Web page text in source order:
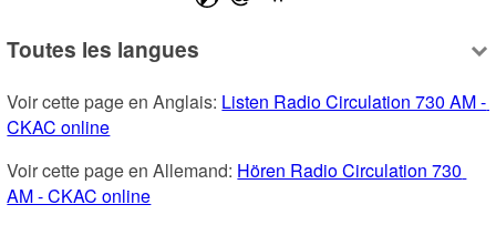
Toutes les langues
Voir cette page en Anglais: Listen Radio Circulation 730 AM -
CKAC online
Voir cette page en Allemand: Hören Radio Circulation 730
AM - CKAC online